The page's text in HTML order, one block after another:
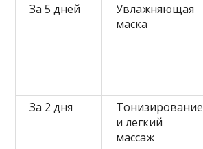
За 5 дней
Увлажняющая
маска
За 2 дня
Тонизирование
и легкий
массаж